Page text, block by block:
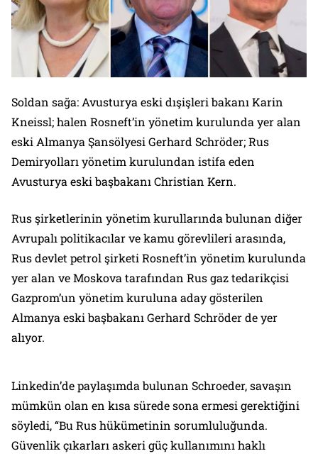
Soldan sağa: Avusturya eski dışişleri bakanı Karin
Kneissl; halen Rosneft’in yönetim kurulunda yer alan
eski Almanya Şansölyesi Gerhard Schröder; Rus
Demiryolları yönetim kurulundan istifa eden
Avusturya eski başbakanı Christian Kern.
Rus şirketlerinin yönetim kurullarında bulunan diğer
Avrupalı ​​politikacılar ve kamu görevlileri arasında,
Rus devlet petrol şirketi Rosneft’in yönetim kurulunda
yer alan ve Moskova tarafından Rus gaz tedarikçisi
Gazprom’un yönetim kuruluna aday gösterilen
Almanya eski başbakanı Gerhard Schröder de yer
alıyor.
Linkedin’de paylaşımda bulunan Schroeder, savaşın
mümkün olan en kısa sürede sona ermesi gerektiğini
söyledi, “Bu Rus hükümetinin sorumluluğunda.
Güvenlik çıkarları askeri güç kullanımını haklı